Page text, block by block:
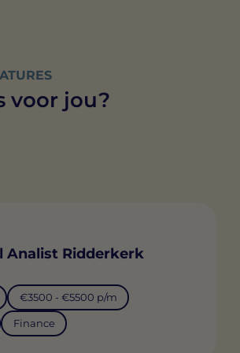
voor jou?
Analist Ridderkerk
€3500 - €5500 p/m
Finance